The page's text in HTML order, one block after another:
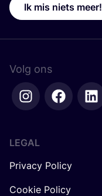
Ik mis niets meer!
Volg ons
LEGAL
Privacy Policy
Cookie Policy